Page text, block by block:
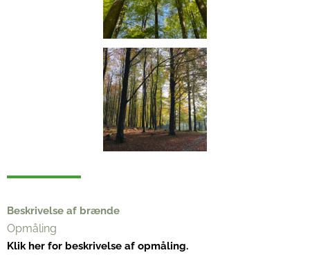
Beskrivelse af brænde
Opmåling
Klik her for beskrivelse af opmåling.